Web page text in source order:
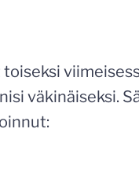
väkinäiseksi.